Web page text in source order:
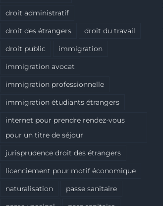
droit administratif
droit des étrangers
droit du travail
droit public
immigration
immigration avocat
immigration professionnelle
immigration étudiants étrangers
internet pour prendre rendez-vous
pour un titre de séjour
jurisprudence droit des étrangers
licenciement pour motif économique
naturalisation
passe sanitaire